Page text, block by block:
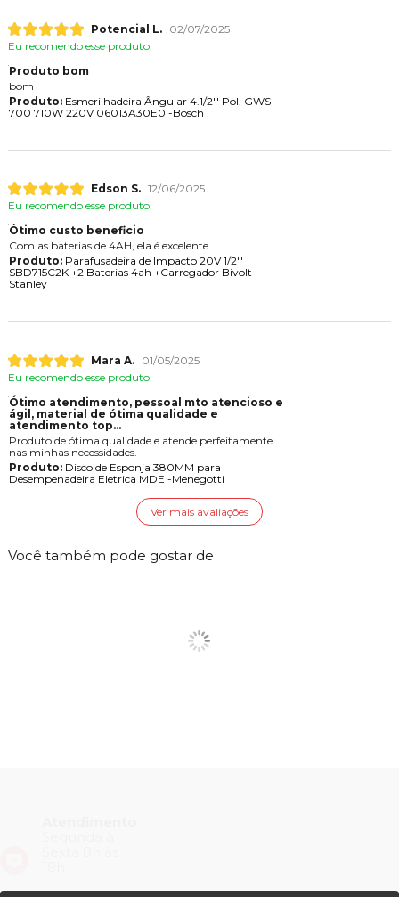
Potencial L.
02/07/2025
Eu recomendo esse produto.
Produto bom
bom
Produto:Esmerilhadeira Ângular 4.1/2'' Pol. GWS
700 710W 220V 06013A30E0 -Bosch
Edson S. 12/06/2025
Eu recomendo esse produto.
Ótimo custo beneficio
Com as baterias de 4AH, ela é excelente
Produto:Parafusadeira de Impacto 20V 1/2''
SBD715C2K +2 Baterias 4ah +Carregador Bivolt -
Stanley
Mara A.
01/05/2025
Eu recomendo esse produto.
Ótimo atendimento, pessoal mto atencioso e
gil, material de ótima qualidade e
atendimento top...
Produto de ótima qualidade e atende perfeitamente
nas minhas necessidades.
Produto:Disco de Esponja 380MM para
Desempenadeira Eletrica MDE -Menegotti
Ver mais avaliações
Você também pode gostar de